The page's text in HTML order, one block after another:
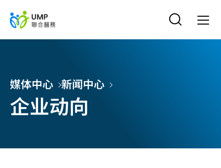
媒体中心 新闻中心
企业动向